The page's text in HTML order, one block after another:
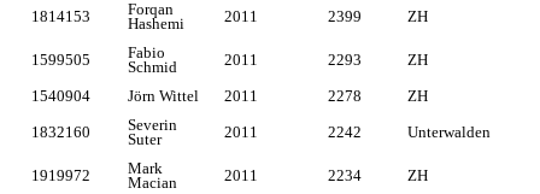
1814153
Forqan
Hashemi
2011 2399 ZH
1599505
Fabio
Schmid
2011 2293 ZH
1540904 Jörn Wittel 2011 2278 ZH
1832160
Severin
Suter
2011 2242 Unterwalden
1919972
Mark
Macian
2011 2234 ZH